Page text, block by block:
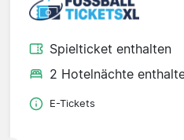
Spielticket enthalten
2 Hotelnächte
E-Tickets